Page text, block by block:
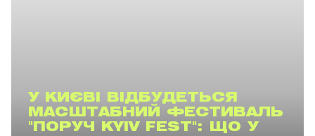
У КИЄВІ ВІДБУДЕТЬСЯ
МАСШТАБНИЙ ФЕСТИВАЛЬ
"ПОРУЧ KYIV FEST": ЩО У